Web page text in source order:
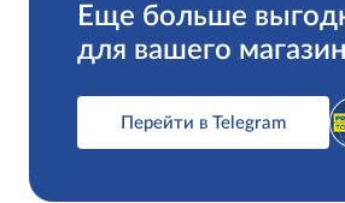
Еще больше
для вашего
Перейти в Telegram